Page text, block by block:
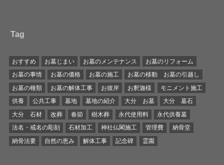
Tag
おすすめ お墓じまい お墓のメンテナンス
お墓のリフォーム
お墓の事情
お墓の価格 お墓の施工
お墓の移動 お墓の引越し
お墓の種類
お墓の解体工事 お彼岸 お釈迦様
モニメント施工
供養
公共工事 墓地 墓地の紹介 大分 お墓
大分 墓石
大分 石材
改葬 春節 樹木葬 永代使用料
永代供養墓
法名・戒名の彫刻
石材加工 神社仏閣施工 管理費
納骨堂
納骨法要
自然の恵み 解体工事 記念碑 霊園